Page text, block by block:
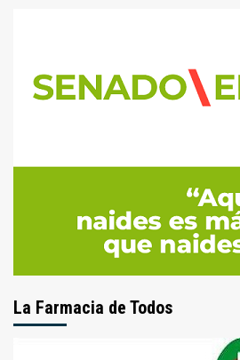
La Farmacia de Todos